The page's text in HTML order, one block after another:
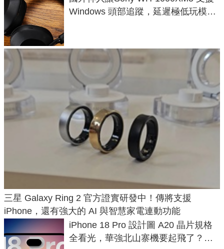
Windows 頭部追蹤，延遲極低玩模擬
三星 Galaxy Ring 2 官方證實研發中！傳將支援
iPhone，還有強大的 AI 與智慧家電連動功能
iPhone 18 Pro 設計圖 A20 晶片規格
全看光，華強北山寨機要起飛了？專